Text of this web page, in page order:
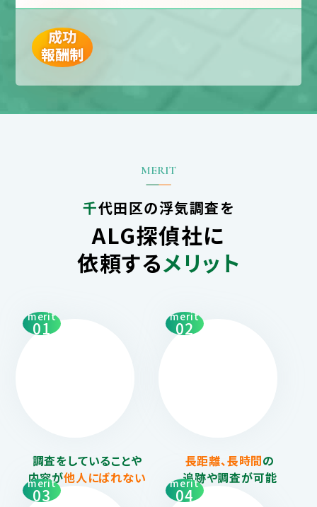
成功
報酬制
千代田区の浮気調査を
ALG探偵社に
依頼するメリット
merit
01
調査をしていることや
内容が他人にばれない
merit
02
長距離、長時間の
追跡や調査が可能
merit
03
merit
04